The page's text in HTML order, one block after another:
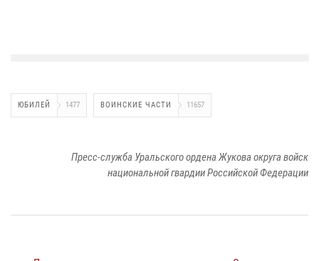
ЮБИЛЕЙ 1477 ВОИНСКИЕ ЧАСТИ 11657
Пресс-служба Уральского ордена Жукова округа войск
национальной гвардии Российской Федерации